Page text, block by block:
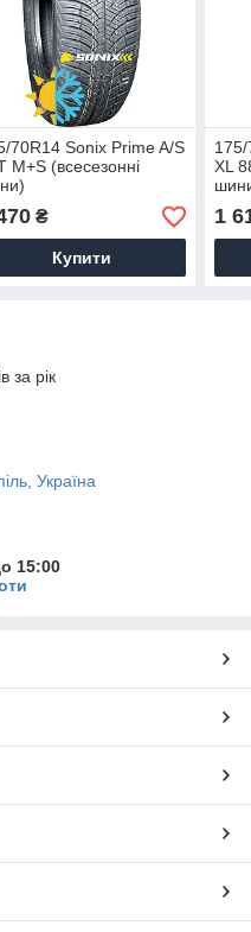
70R14 Sonix Prime A/S
M+S (всесезонні
₴
Купити
XL
1
за рік
Україна
15:00